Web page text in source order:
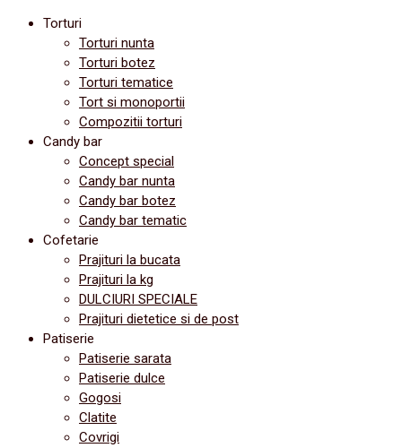
Torturi
Torturi nunta
Torturi botez
Torturi tematice
Tort si monoportii
Compozitii torturi
Candy bar
Concept special
Candy bar nunta
Candy bar botez
Candy bar tematic
Cofetarie
Prajituri la bucata
Prajituri la kg
DULCIURI SPECIALE
Prajituri dietetice si de post
Patiserie
Patiserie sarata
Patiserie dulce
Gogosi
Clatite
Covrigi